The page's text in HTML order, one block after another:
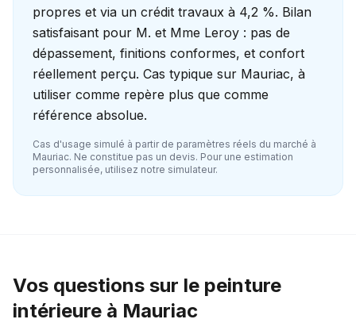
propres et via un crédit travaux à 4,2 %. Bilan
satisfaisant pour M. et Mme Leroy : pas de
dépassement, finitions conformes, et confort
réellement perçu. Cas typique sur Mauriac, à
utiliser comme repère plus que comme
référence absolue.
Cas d'usage simulé à partir de paramètres réels du marché à
Mauriac. Ne constitue pas un devis. Pour une estimation
personnalisée, utilisez notre simulateur.
Vos questions sur le peinture
intérieure à Mauriac